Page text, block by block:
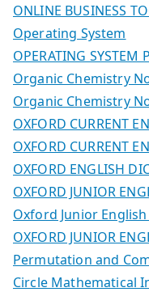
ONLINE BUSINESS
Operating System
OPERATING SYSTEM
Organic Chemistry
Organic Chemistry
OXFORD CURRENT
OXFORD CURRENT
OXFORD ENGLISH
OXFORD JUNIOR
Oxford Junior
OXFORD JUNIOR
Permutation and
Circle Mathematical